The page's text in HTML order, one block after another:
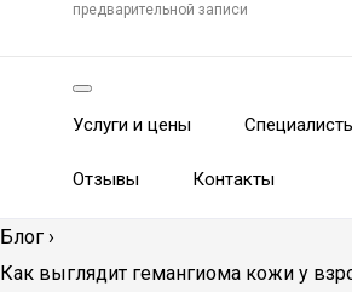
предварительной записи
Услуги и цены
Отзывы Контакты
Блог ›
Как выглядит гемангиома кожи у